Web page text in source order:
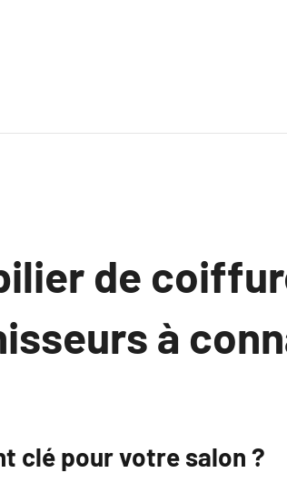
de
à
clé pour votre salon ?